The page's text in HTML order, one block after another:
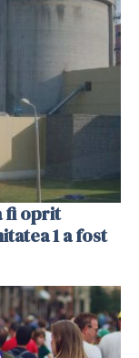
fi oprit
1 a fost